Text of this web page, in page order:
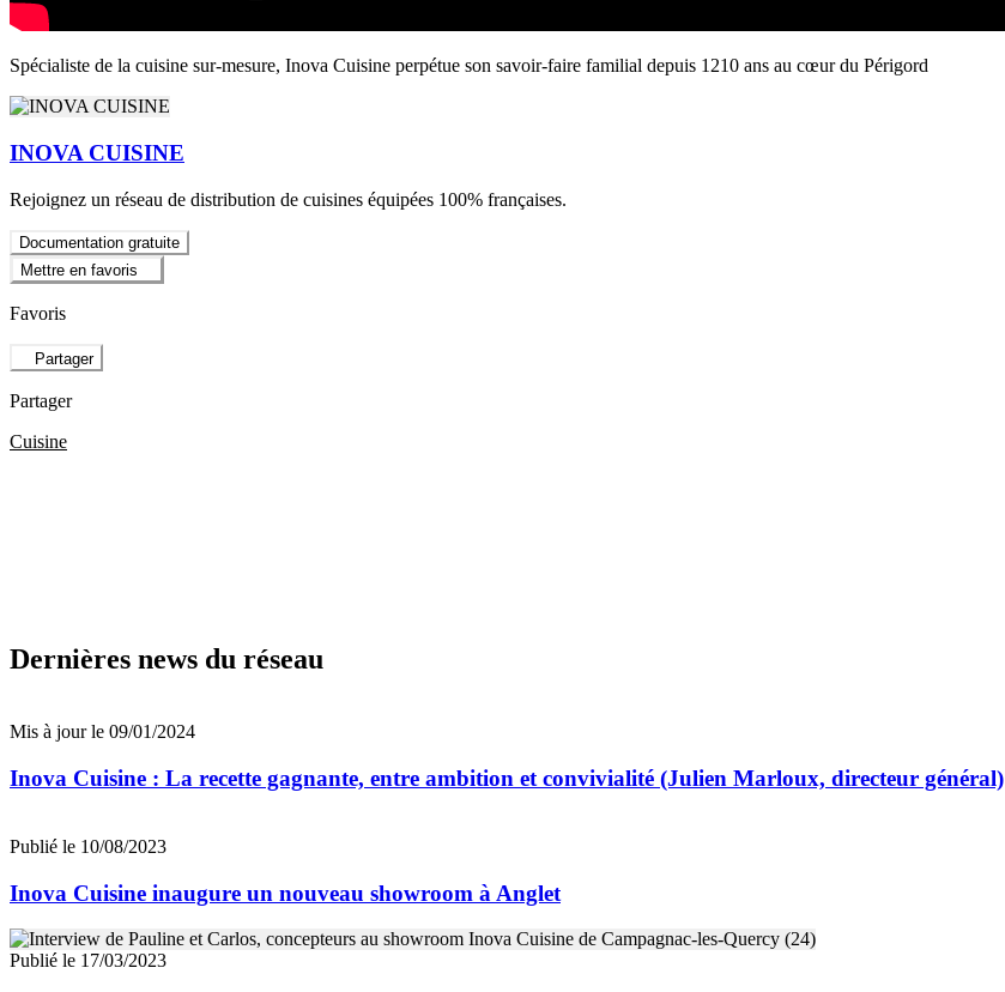
Spécialiste de la cuisine sur-mesure, Inova Cuisine perpétue son savoir-faire familial depuis 1210 ans au cœur du Périgord
INOVA CUISINE
Rejoignez un réseau de distribution de cuisines équipées 100% françaises.
Documentation gratuite
Mettre en favoris
Favoris
Partager
Partager
Cuisine
Dernières news du réseau
Mis à jour le 09/01/2024
Inova Cuisine : La recette gagnante, entre ambition et convivialité (Julien Marloux, directeur général)
Publié le 10/08/2023
Inova Cuisine inaugure un nouveau showroom à Anglet
Publié le 17/03/2023